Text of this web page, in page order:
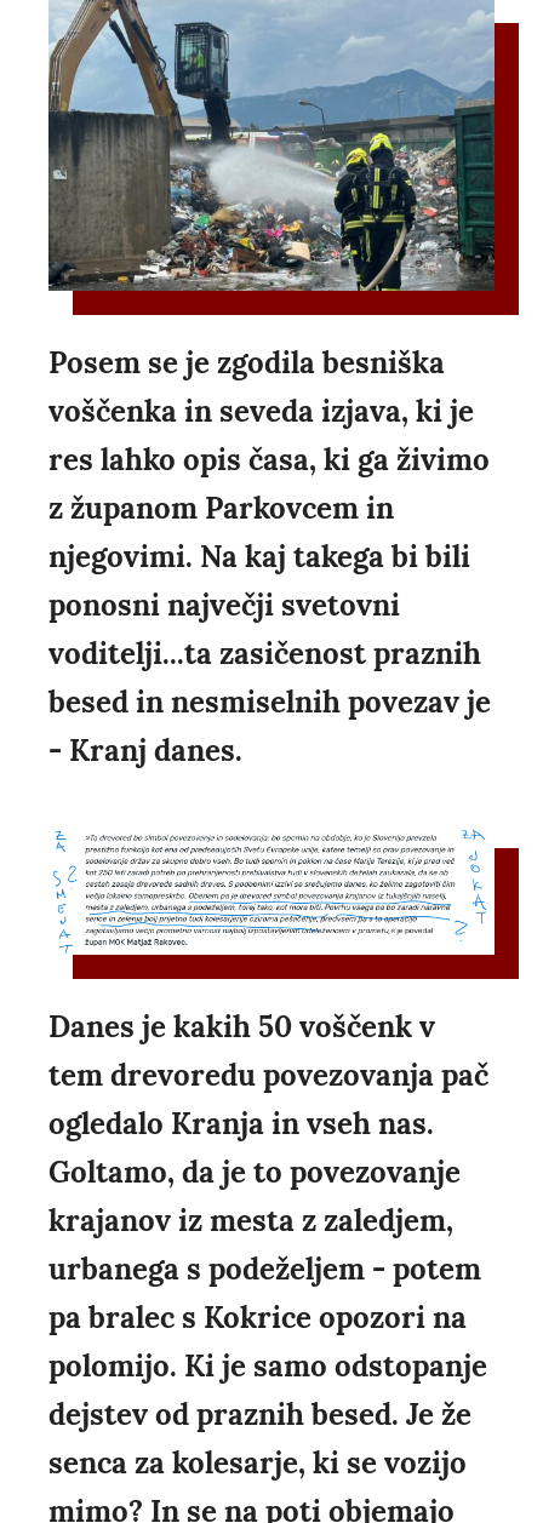
Posem se je zgodila besniška
voščenka in seveda izjava, ki je
res lahko opis časa, ki ga živimo
z županom Parkovcem in
njegovimi. Na kaj takega bi bili
ponosni največji svetovni
voditelji...ta zasičenost praznih
besed in nesmiselnih povezav je
- Kranj danes.
Danes je kakih 50 voščenk v
tem drevoredu povezovanja pač
ogledalo Kranja in vseh nas.
Goltamo, da je to povezovanje
krajanov iz mesta z zaledjem,
urbanega s podeželjem - potem
pa bralec s Kokrice opozori na
polomijo. Ki je samo odstopanje
dejstev od praznih besed. Je že
senca za kolesarje, ki se vozijo
mimo? In se na poti objemajo